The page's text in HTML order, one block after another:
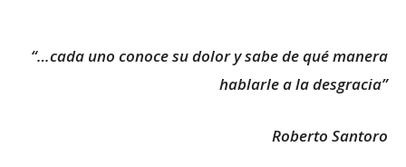
“…cada uno conoce su dolory sabe de qué manera
hablarle a la desgracia”
Roberto Santoro